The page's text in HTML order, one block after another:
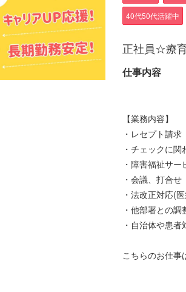
40代50代活躍中
正社員☆療
仕事内容
【業務内容】
・レセプト請求
・チェックに関
・障害福祉サ
・会議、打合せ
・法改正対応(
・他部署との調
・自治体や患
こちらのお仕事